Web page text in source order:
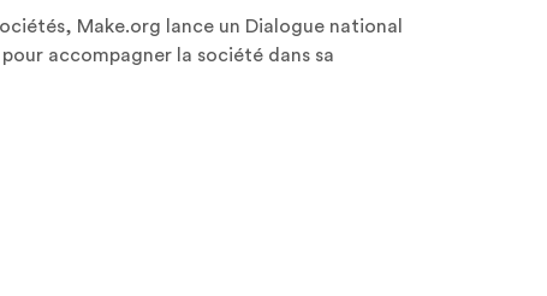
Make.org lance un Dialogue national
accompagner la société dans sa